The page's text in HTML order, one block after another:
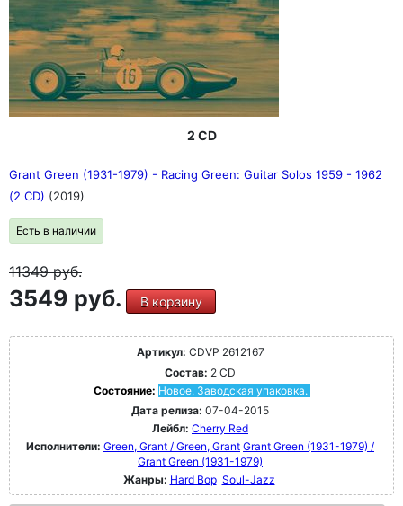
2 CD
Grant Green (1931-1979) - Racing Green: Guitar Solos 1959 - 1962
(2 CD) (2019)
Есть в наличии
11349руб.
3549 руб. В корзину
Артикул: CDVP 2612167
Состав: 2 CD
Состояние: Новое. Заводская упаковка.
Дата релиза: 07-04-2015
Лейбл: Cherry Red
Исполнители: Green, Grant / Green, Grant Grant Green (1931-1979) /
Grant Green (1931-1979)
Жанры: Hard Bop Soul-Jazz